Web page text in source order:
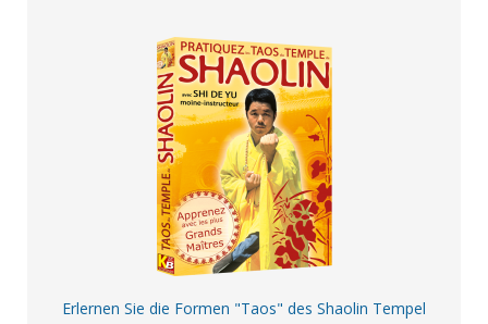
Erlernen Sie die Formen "Taos" des Shaolin Tempel